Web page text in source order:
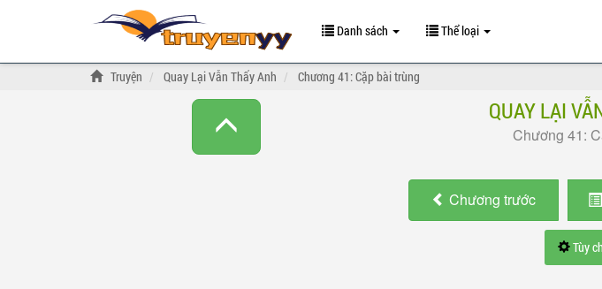
Danh sách Thể loại
Truyện Quay Lại Vẫn Thấy Anh Chương 41: Cặp bài trùng
QUAY LẠI
Chương 41:
Chương trước
Tùy